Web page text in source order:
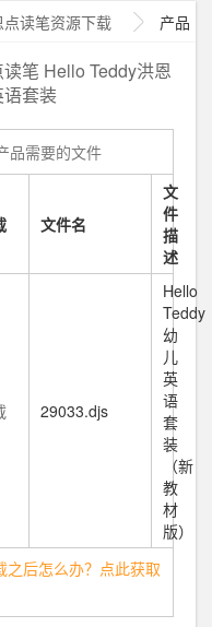
点读笔资源下载 产品
笔 Hello Teddy洪恩
套装
品需要的文件
文件名
文
件
描
述
29033.djs
Hello
Teddy
幼
儿
英
语
套
装
（新
教
材
版）
之后怎么办？点此获取